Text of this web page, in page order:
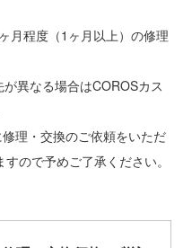
月程度（1ヶ月以上）の修理
異なる場合はCOROSカス
理・交換のご依頼をいただ
ので予めご了承ください。